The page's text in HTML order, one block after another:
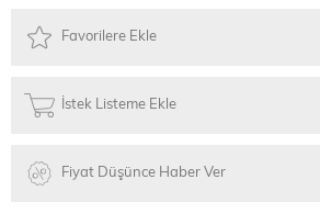
Favorilere Ekle
İstek Listeme Ekle
Fiyat Düşünce Haber Ver